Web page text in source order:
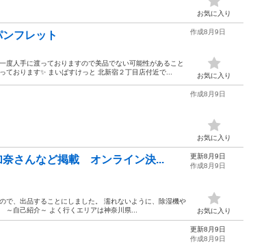
お気に入り
フレット
度人手に渡っておりますので美品でない可能性があること
おります✨ まいばすけっと 北新宿２丁目店付近で...
作成8月9日
お気に入り
作成8月9日
お気に入り
さんなど掲載 オンライン決...
で、出品することにしました。 濡れないように、除湿機や
～自己紹介～ よく行くエリアは神奈川県...
更新8月9日
作成8月9日
お気に入り
更新8月9日
作成8月9日